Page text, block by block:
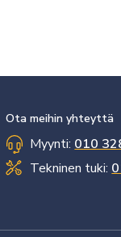
Ota meihin yhteyttä
Myynti: 010
Tekninen tuki: